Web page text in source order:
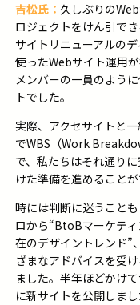
吉松氏： 久しぶりの
ロジェクトをけん引で
サイトリニューアルの
使ったWebサイト運用
メンバーの一員のよう
トでした。
実際、アクセサイトと
でWBS （Work
で、私たちはそれ通り
けた準備を進めることが
時には判断に迷うこと
ロから“BtoBマーケテ
在のデザイントレンド”
ざまなアドバイスを受
ました。半年ほどかけ
に新サイトを公開しまし